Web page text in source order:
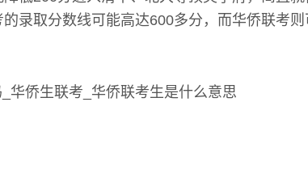
录取分数线可能高达600多分，而华侨联考